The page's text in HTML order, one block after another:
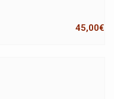
45,00€